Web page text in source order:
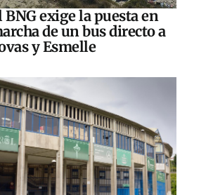
BNG exige la puesta en
de un bus directo a
y Esmelle